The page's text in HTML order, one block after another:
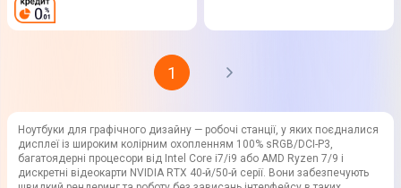
1
Ноутбуки для графічного дизайну — робочі станції, у яких поєдналися
дисплеї із широким колірним охопленням 100% sRGB/DCI-P3,
багатоядерні процесори від Intel Core i7/i9 або AMD Ryzen 7/9 і
дискретні відеокарти NVIDIA RTX 40-й/50-й серії. Вони забезпечують